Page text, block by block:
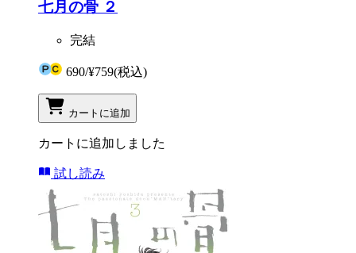
七月の骨 ２
完結
690/¥759(税込)
カートに追加
カートに追加しました
試し読み